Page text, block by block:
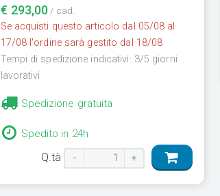
€ 293,00/ cad.
Se acquisti questo articolo dal 05/08 al
17/08 l'ordine sarà gestito dal 18/08
Tempi di spedizione indicativi: 3/5 giorni
lavorativi
Spedizione gratuita
Spedito in 24h
Q.tà - +